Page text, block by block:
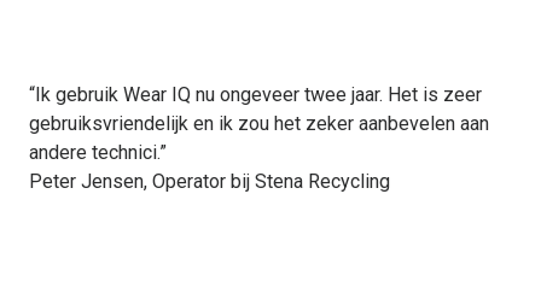
“Ik gebruik Wear IQ nu ongeveer twee jaar. Het is zeer
gebruiksvriendelijk en ik zou het zeker aanbevelen aan
andere technici.”
Peter Jensen, Operator bij Stena Recycling